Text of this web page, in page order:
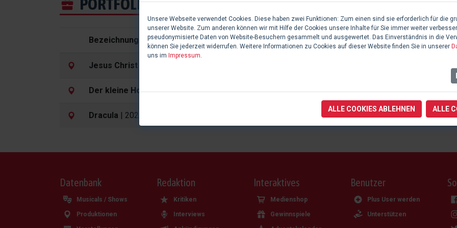
PORTFOLIO
Bezeichnung Aufgabe
Jesus Christ Superstar
Der kleine Horrorladen| 2022 in Wien Produzent, Veranstalter
Dracula | 2022 in Wien Produzent, Veranstalter
Datenbank
Musicals / Shows
Produktionen
Redaktion
Kritiken
Interviews
Interaktives
Medienshop
Gewinnspiele
Benutzer
Plus User werden
Unterstützen
Unsere Webseite verwendet Cookies. Diese haben zwei Funktionen: Zum einen sind sie erforderlich für die
unserer Website. Zum anderen können wir mit Hilfe der Cookies unsere Inhalte für Sie immer weiter
pseudonymisierte Daten von Website-Besuchern gesammelt und ausgewertet. Das Einverständnis in die
können Sie jederzeit widerrufen. Weitere Informationen zu Cookies auf dieser Website finden Sie in unserer
uns im Impressum
ALLE COOKIES ABLEHNEN ALLE